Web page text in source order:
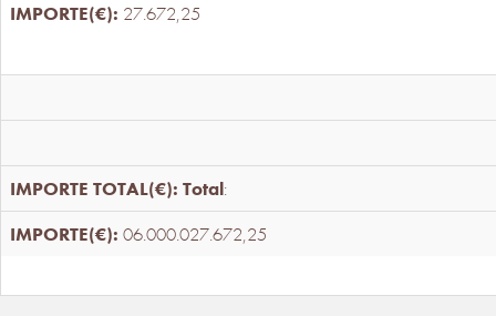
27.672,25
Total:
06.000.027.672,25